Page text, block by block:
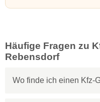
Häufige Fragen zu
Rebensdorf
Wo finde ich einen Kfz-